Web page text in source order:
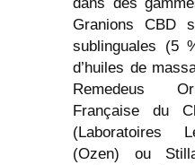
Granions CBD
sublinguales (5
d’huiles de
Remedeus
Française du
(Laboratoires
(Ozen) ou